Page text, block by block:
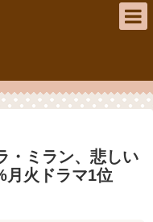
・ミラン、悲しい
月火ドラマ1位